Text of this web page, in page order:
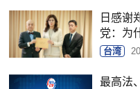
日感谢
党：为
台湾
最高法